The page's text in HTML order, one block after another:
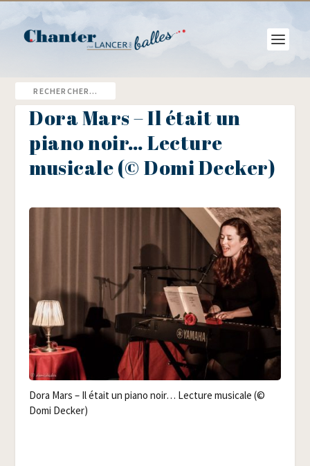
Dora Mars – Il était un
piano noir… Lecture
musicale (© Domi Decker)
Dora Mars – Il était un pia­no noir… Lec­ture musi­cale (©
Domi Decker)